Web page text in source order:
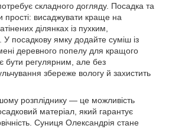
складного догляду. Посадка та
прості: висаджувати краще на
ділянках із пухким,
посадкову ямку додайте суміш із
деревного попелу для кращого
бути регулярним, але без
збереже вологу й захистить
розпліднику — це можливість
матеріал, який гарантує
Суниця Олександрія стане